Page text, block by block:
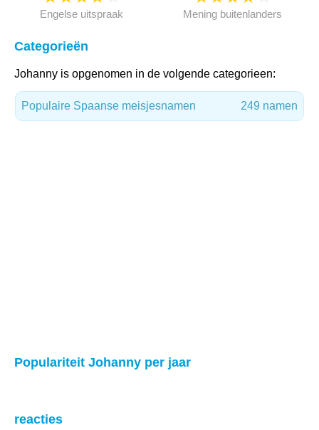
Engelse uitspraak Mening buitenlanders
Categorieën
Johanny is opgenomen in de volgende categorieen:
Populaire Spaanse meisjesnamen 249 namen
Populariteit Johanny per jaar
reacties